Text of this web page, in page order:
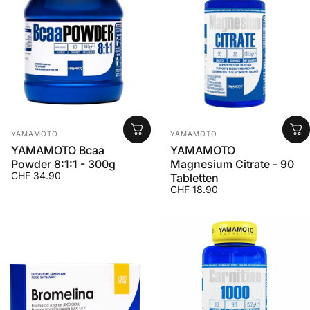
Anbieter:
YAMAMOTO
YAMAMOTO Bcaa
Powder 8:1:1 - 300g
CHF 34.90
Anbieter:
YAMAMOTO
YAMAMOTO
Magnesium Citrate - 90
Tabletten
CHF 18.90